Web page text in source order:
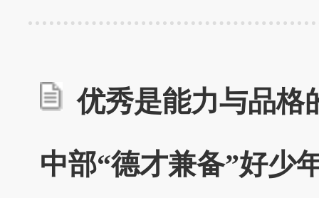
优秀是能力与品格
中部“德才兼备”好少